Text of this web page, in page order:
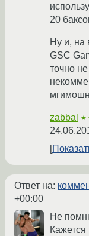
20
Ну и, на
GSC
точно
zabbal
Ответ на:
+00:00
Не
Кажется